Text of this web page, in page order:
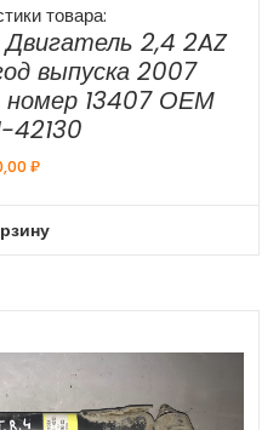
товара:
2,4 2AZ
выпуска 2007
номер 13407 ОЕМ
42130
₽